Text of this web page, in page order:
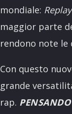
mondiale: Replay
maggior parte
rendono note le
Con questo
grande
rap.